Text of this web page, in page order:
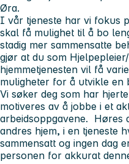
Øra.
I vår tjeneste har vi fokus
skal få mulighet til å bo
stadig mer sammensatte
gjør at du som
hjemmetjenesten vil få
muligheter for å utvikle en
Vi søker deg som har
motiveres av å jobbe i et
arbeidsoppgavene. Høres
andres hjem, i en tjeneste
sammensatt og ingen dag
personen for akkurat